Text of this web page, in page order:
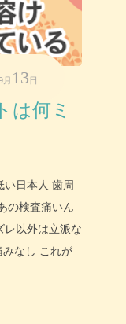
月 13 日
は何ミ
い日本人 歯周
の検査痛いん
レ以外は立派な
なし これが